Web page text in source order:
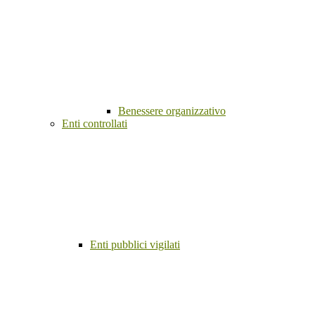
Benessere organizzativo
Enti controllati
Enti pubblici vigilati